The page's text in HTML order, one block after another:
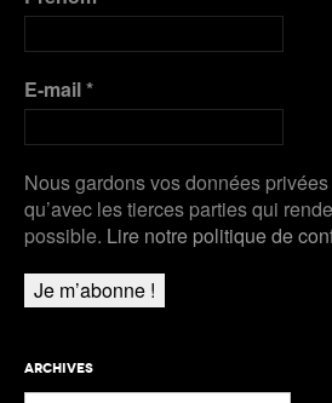
Plus de Audios
E-mail*
Nous gardons vos données
qu’avec les tierces parties qui
possible. Lire notre politique de
ARCHIVES